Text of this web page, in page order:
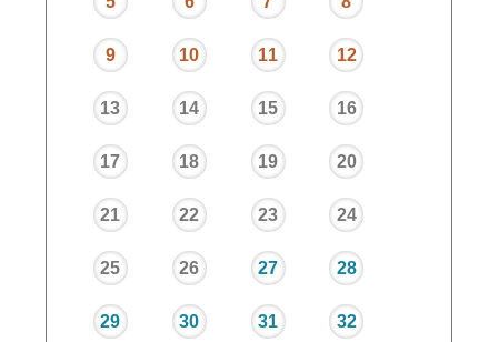
9 10 11 12
13 14 15 16
17 18 19 20
21 22 23 24
25 26 27 28
29 30 31 32